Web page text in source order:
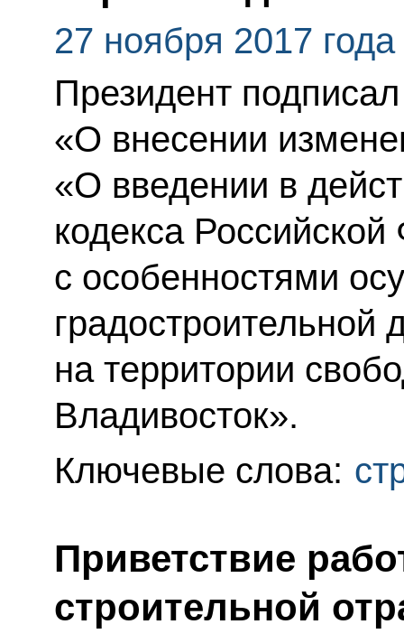
27 ноября 2017 года
Президент
«О внесении
«О введении в
кодекса
с особенностями
градостроительной
на территории
Владивосток».
Ключевые слова:
Приветствие
строительной